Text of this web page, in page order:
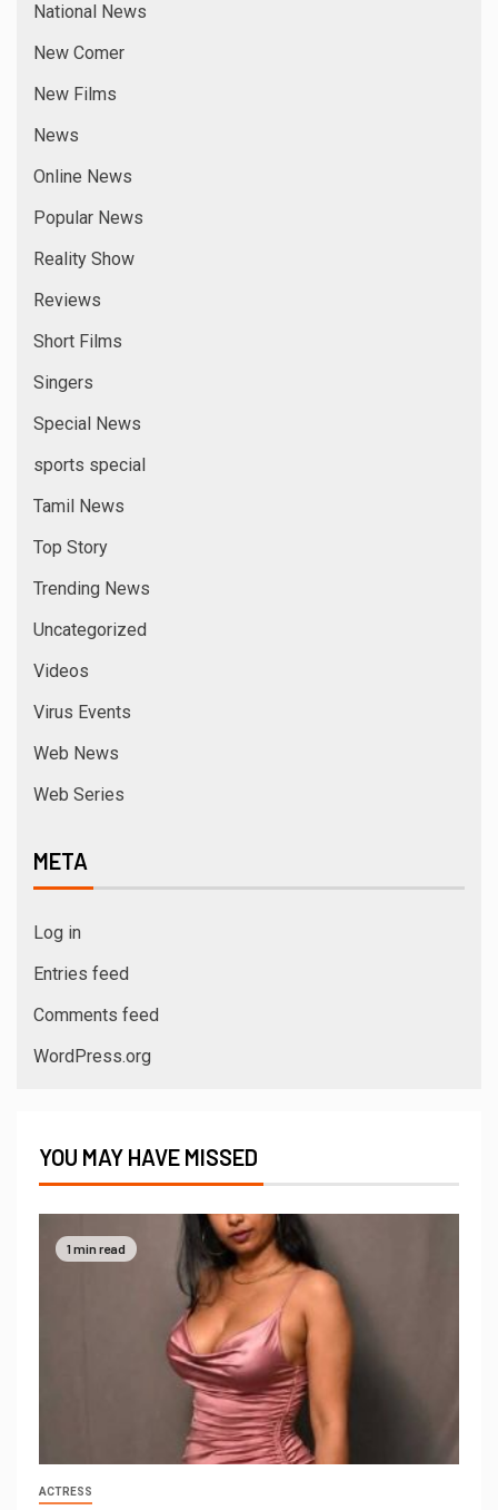
National News
New Comer
New Films
News
Online News
Popular News
Reality Show
Reviews
Short Films
Singers
Special News
sports special
Tamil News
Top Story
Trending News
Uncategorized
Videos
Virus Events
Web News
Web Series
META
Log in
Entries feed
Comments feed
WordPress.org
YOU MAY HAVE MISSED
1 min read
ACTRESS